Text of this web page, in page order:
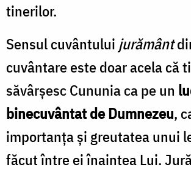
tinerilor.
Sensul cuvântului jurământ
cuvântare este doar acela că
săvârșesc Cununia ca pe un
binecuvântat de Dumnezeu,
importanța și greutatea unui
făcut între ei înaintea Lui.